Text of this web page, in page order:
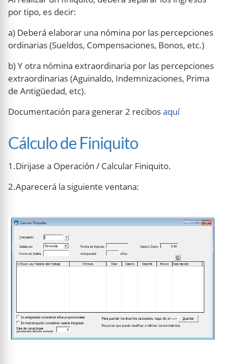
por tipo, es decir:
a) Deberá elaborar una nómina por las percepciones
ordinarias (Sueldos, Compensaciones, Bonos, etc.)
b) Y otra nómina extraordinaria por las percepciones
extraordinarias (Aguinaldo, Indemnizaciones, Prima
de Antigüedad, etc).
Documentación para generar 2 recibosaquí
Cálculo de Finiquito
1.Dirijase a Operación / Calcular Finiquito.
2.Aparecerá la siguiente ventana: